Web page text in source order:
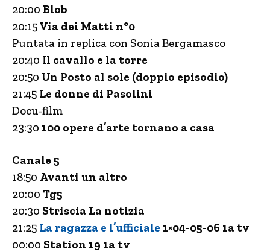
20:00 Blob
20:15Via dei Matti n°0
Puntata in replica con Sonia Bergamasco
20:40 Il cavallo e la torre
20:50 Un Posto al sole (doppio episodio)
21:45 Le donne di Pasolini
Docu-film
23:30 100 opere d’arte tornano a casa
Canale 5
18:50 Avanti un altro
20:00 Tg5
20:30 Striscia La notizia
21:25 La ragazza e l’ufficiale 1×04-05-06 1a tv
00:00 Station 19 1a tv